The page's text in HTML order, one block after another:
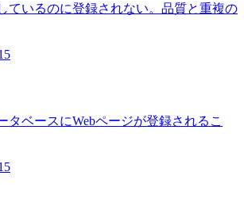
ているのに登録されない。品質と重複の
タベースにWebページが登録されるこ